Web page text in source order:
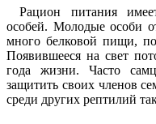
Рацион питания
особей. Молодые особи
много белковой пищи,
Появившееся на свет
года жизни. Часто
защитить своих членов
среди других рептилий